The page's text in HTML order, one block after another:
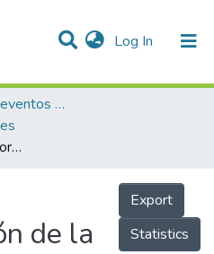
Log In (current)
1. Publicaciones y eventos institucionales
Sistematización de la reforma de los sistemas de información en salud del Ministerio de Salud del Perú (MINSA) en el período 2016-2017
de la
Export
Statistics